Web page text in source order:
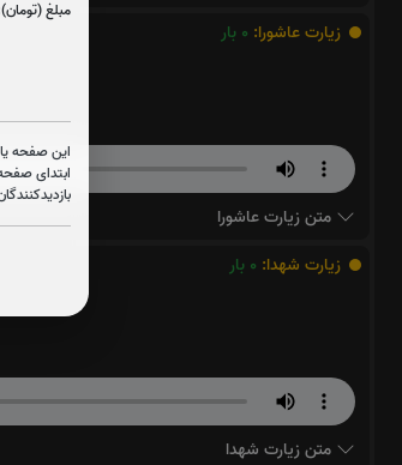
مبلغ
این صفحه
ابتدای
زیارت عاشورا: 0 بار
متن زیارت عاشورا
زیارت شهدا: 0 بار
متن زیارت شهدا